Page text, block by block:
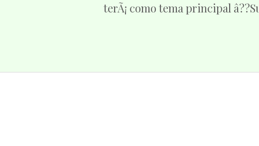
terÃ¡ como tema principal